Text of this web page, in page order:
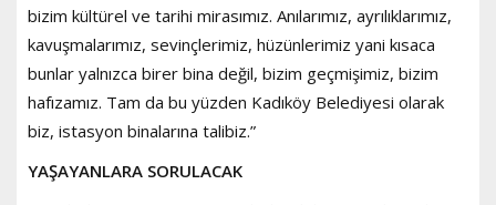
bizim kültürel ve tarihi mirasımız. Anılarımız, ayrılıklarımız,
kavuşmalarımız, sevinçlerimiz, hüzünlerimiz yani kısaca
bunlar yalnızca birer bina değil, bizim geçmişimiz, bizim
hafızamız. Tam da bu yüzden Kadıköy Belediyesi olarak
biz, istasyon binalarına talibiz.”
YAŞAYANLARA SORULACAK